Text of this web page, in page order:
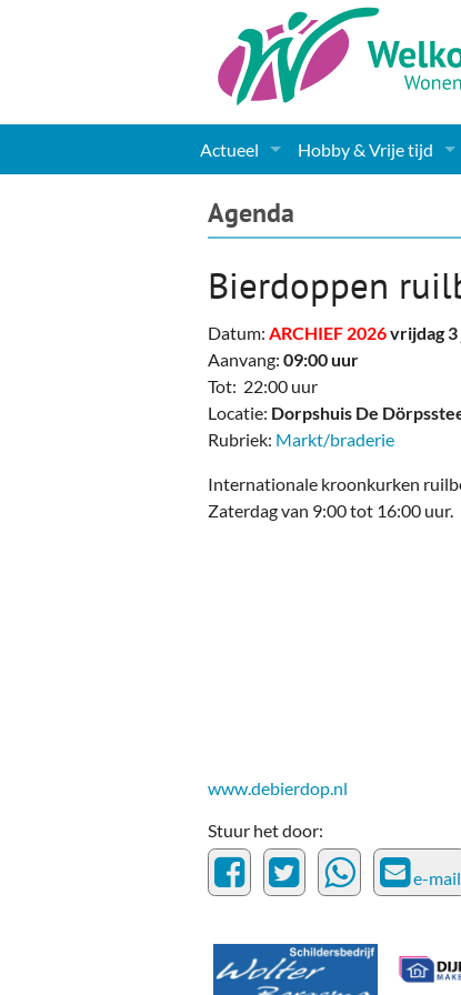
Actueel
Nieuws
Gemeente informatie
Dorpen
Woningaanbod
Columns & Redactioneel
Foto-pagina
Hobby & Vrije tijd
Kunst
Muziek
Toerisme & Musea
Podia & Dorpshuizen
Agenda
Bierdoppen
Datum: ARCHIEF 2026vrijdag
Aanvang: 09:00 uur
Tot: 22:00 uur
Locatie: Dorpshuis De
Rubriek: Markt/braderie
Internationale kroonkurken
Zaterdag van 9:00 tot 16:00 uur.
www.debierdop.nl
Stuur het door:
e-mail